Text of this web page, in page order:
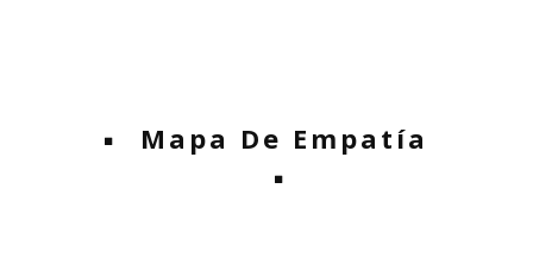
Mapa De Empatía